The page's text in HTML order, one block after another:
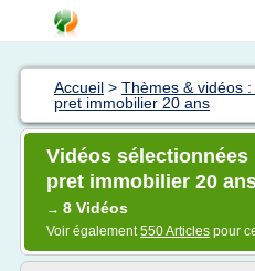
Accueil > Thèmes & vidéos
pret immobilier 20 ans
Vidéos
pret immobilier 20
→ 8 Vidéos
Voir également550 Articles pour